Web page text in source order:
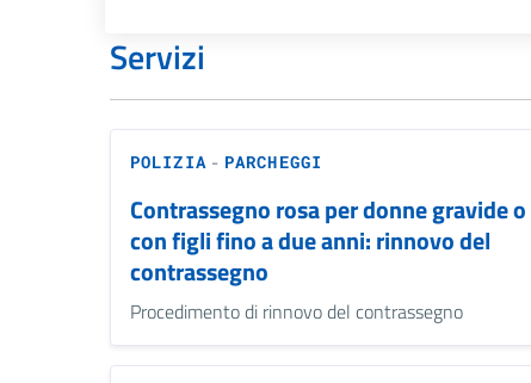
Servizi
POLIZIA- PARCHEGGI
Contrassegno rosa per donne gravide o
con figli fino a due anni: rinnovo del
contrassegno
Procedimento di rinnovo del contrassegno